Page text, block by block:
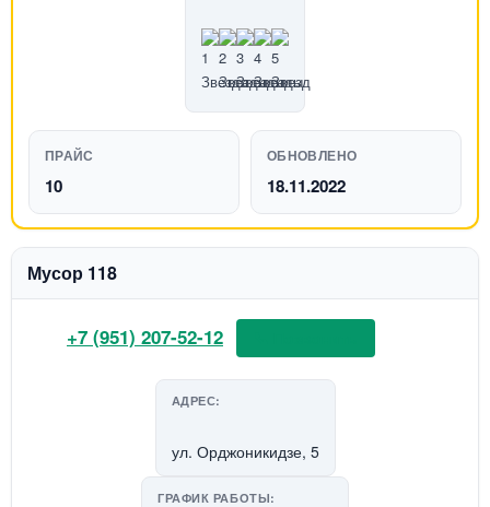
ПРАЙС
10
ОБНОВЛЕНО
18.11.2022
Мусор 118
+7 (951) 207-52-12
АДРЕС:
ул. Орджоникидзе, 5
ГРАФИК РАБОТЫ: